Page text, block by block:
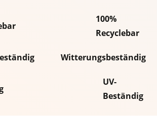
100%
Recyclebar
Witterungsbeständig
UV-
Beständig